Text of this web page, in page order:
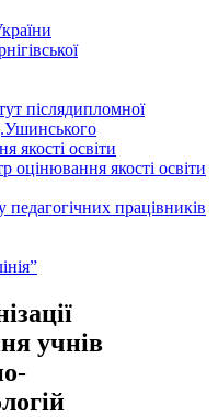
післядипломної
якості освіти
оцінювання якості освіти
працівників
учнів